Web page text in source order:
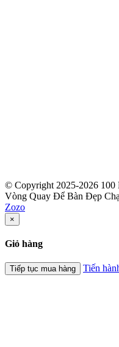
© Copyright 2025-2026
Vòng Quay Để Bàn Đẹp
Zozo
×
Giỏ hàng
Tiếp tục mua hàng Tiến